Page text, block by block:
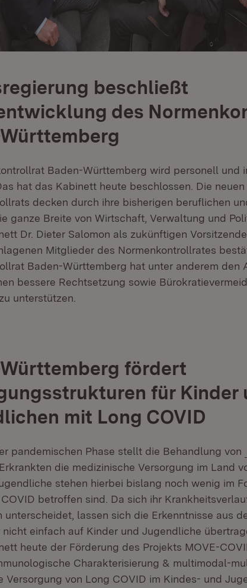
beschließt
des
Baden-Württemberg wird personell und
hat das Kabinett heute beschlossen. Die
decken durch ihre bisherigen beruflichen
ganze Breite von Wirtschaft, Verwaltung und
Dr. Dieter Salomon als zukünftigen
Mitglieder des Normenkontrollrates
Baden-Württemberg hat unter anderem den
bessere Rechtsetzung sowie
unterstützen.
fördert
für Kinder
mit Long COVID
pandemischen Phase stellt die Behandlung von
die medizinische Versorgung im Land
stehen hierbei bislang noch wenig im
betroffen sind. Da sich ihr
unterscheidet, lassen sich die Erkenntnisse aus
nicht einfach auf Kinder und Jugendliche
heute der Förderung des Projekts MOVE-
Charakterisierung & multimodal-
Versorgung von Long COVID im Kindes- und